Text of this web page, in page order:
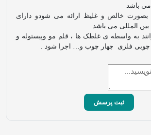
می باشد
خالص و غلیظ ارائه می شودو دارای
بین المللی می باشد
به واسطه ی غلطک ها ، قلم مو وپیستوله و
فلزی چهار چوب و… اجرا شود .
ثبت پرسش